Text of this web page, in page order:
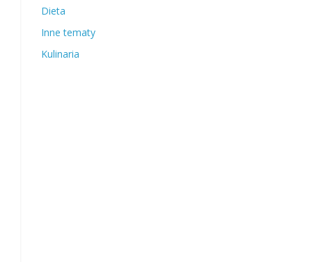
Dieta
Inne tematy
Kulinaria